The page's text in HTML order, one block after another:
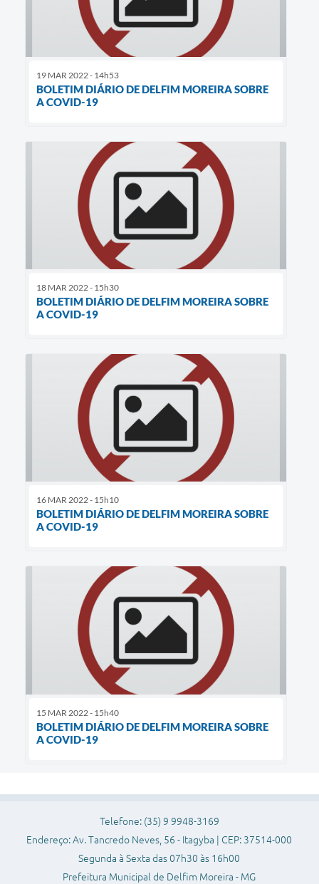
19 MAR 2022 - 14h53
BOLETIM DIÁRIO DE DELFIM MOREIRA SOBRE
A COVID-19
18 MAR 2022 - 15h30
BOLETIM DIÁRIO DE DELFIM MOREIRA SOBRE
A COVID-19
16 MAR 2022 - 15h10
BOLETIM DIÁRIO DE DELFIM MOREIRA SOBRE
A COVID-19
15 MAR 2022 - 15h40
BOLETIM DIÁRIO DE DELFIM MOREIRA SOBRE
A COVID-19
Telefone: (35) 9 9948-3169
Endereço: Av. Tancredo Neves, 56 - Itagyba | CEP: 37514-000
Segunda à Sexta das 07h30 às 16h00
Prefeitura Municipal de Delfim Moreira - MG